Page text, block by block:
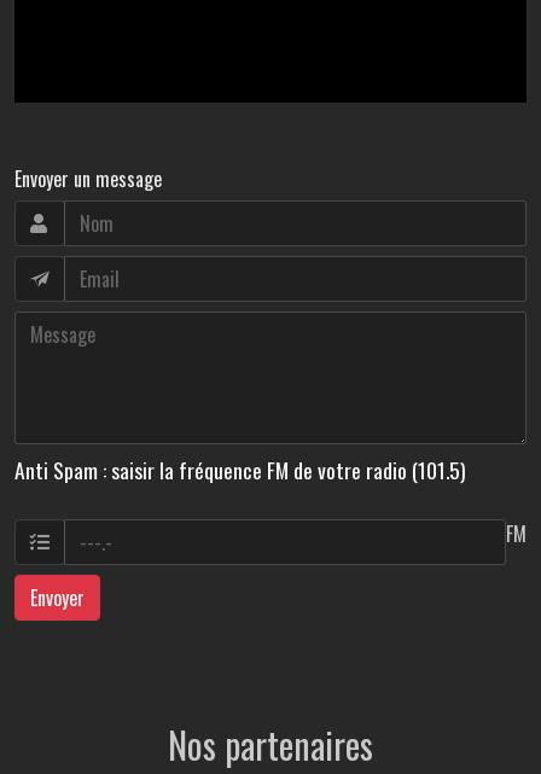
Envoyer un message
Anti Spam : saisir la fréquence FM de votre radio (101.5)
FM
Envoyer
Nos partenaires